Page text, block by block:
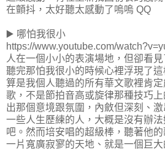
在顫抖，太好聽太感動了嗚嗚 QQ
▶️ 哪怕我很小
https://www.youtube.com/
人在一個小小的表演場地，但卻看
聽完那怕我很小的時候心裡浮現了
算是我個人聽過的所有華文歌裡肯
歌，不是節拍音高或旋律那種技巧
出那個意境跟氛圍，內斂但深刻、
一些人生歷練的人，大概是沒有辦
吧。然而培安唱的超級棒，聽著他
一片寬廣寂寥的天地、就是一個巨大